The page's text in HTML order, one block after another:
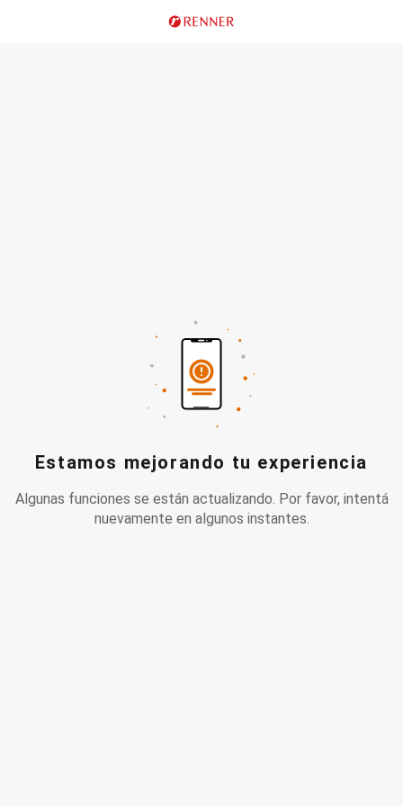
Estamos mejorando tu experiencia
Algunas funciones se están actualizando. Por favor, intentá
nuevamente en algunos instantes.